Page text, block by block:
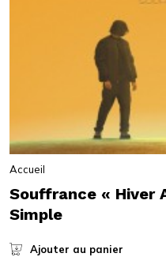
Accueil
Souffrance « Hiver
Simple
Ajouter au panier